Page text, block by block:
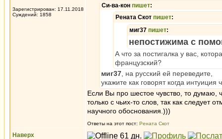
Зарегистрирован: 17.11.2018
Суждений: 1858
Си-ва-кон пишет:
Рената Скот пишет:
миг37 пишет:
непостижима с
А что за постигалка у вас,
французский?
миг37 , на русский ей переведите,
укажите как говорят когда
Если Вы про шестое чувство, то думаю,
только с чьих-то слов, так как следует
научного обоснования.)))
Ответы на этот пост: Рената Скот
Наверх